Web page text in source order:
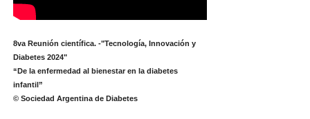
8va Reunión científica. -"Tecnología, Innovación y
Diabetes 2024"
“De la enfermedad al bienestar en la diabetes
infantil”
© Sociedad Argentina de Diabetes